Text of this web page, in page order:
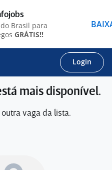
Login
mais disponível.
outra vaga da lista.
Brasil para
GRÁTIS!!